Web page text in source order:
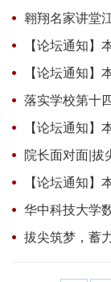
【论坛通知
【论坛通知
【论坛通知
院长面对面|拔
【论坛通知